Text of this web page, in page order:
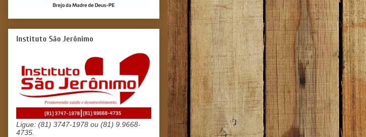
Instituto São Jerônimo
Ligue: (81) 3747-1978 ou (81) 9.9668-
4735.